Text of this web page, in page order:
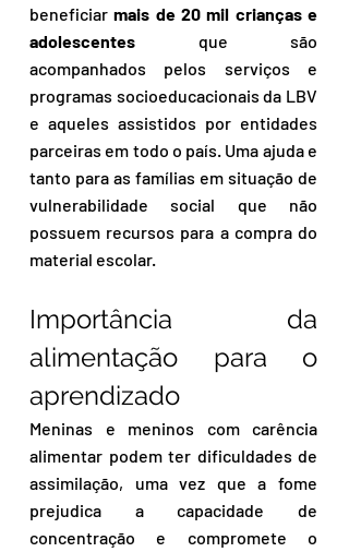
beneficiar mais de 20 mil crianças e
adolescentes que são
acompanhados pelos serviços e
programas socioeducacionais da LBV
e aqueles assistidos por entidades
parceiras em todo o país. Uma ajuda e
tanto para as famílias em situação de
vulnerabilidade social que não
possuem recursos para a compra do
material escolar.
Importância da
alimentação para o
aprendizado
Meninas e meninos com carência
alimentar podem ter dificuldades de
assimilação, uma vez que a fome
prejudica a capacidade de
concentração e compromete o